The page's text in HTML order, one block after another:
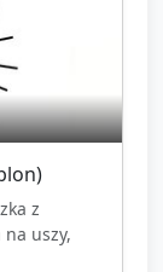
z
uszy,